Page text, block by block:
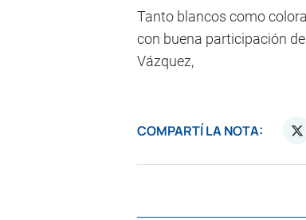
Tanto blancos como
con buena participación
Vázquez,
COMPARTÍ LA NOTA: